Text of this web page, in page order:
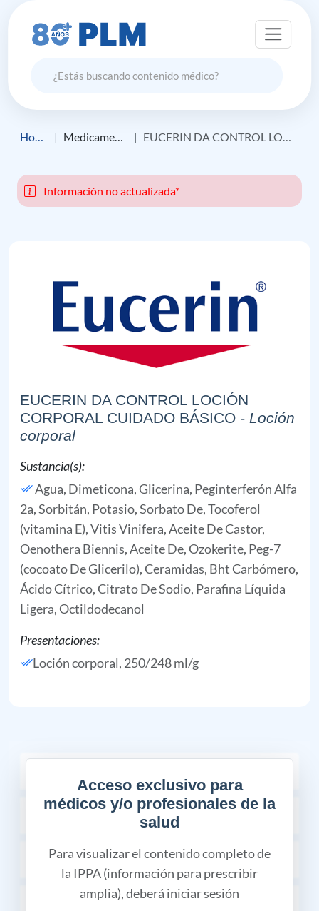
Home Medicamento EUCERIN DA CONTROL LOCIÓN CORPORAL CUIDADO BÁSICO
Información no actualizada*
EUCERIN DA CONTROL LOCIÓN
CORPORAL CUIDADO BÁSICO - Loción
corporal
Sustancia(s):
Agua, Dimeticona,Glicerina, Peginterferón Alfa
2a,Sorbitán, Potasio, Sorbato De,Tocoferol
(vitamina E),Vitis Vinifera,Aceite De Castor,
Oenothera Biennis, Aceite De,Ozokerite, Peg-7
(cocoato De Glicerilo),Ceramidas, Bht Carbómero,
Ácido Cítrico,Citrato De Sodio, Parafina Líquida
Ligera,Octildodecanol
Presentaciones:
Loción corporal, 250/248 ml/g
Acceso exclusivo para
médicos y/o profesionales de la
salud
Para visualizar el contenido completo de
la IPPA (información para prescribir
amplia), deberá iniciar sesión
INDICACIONES TERAPÉUTICAS
PROPIEDADES FARMACÉUTICAS
PRECAUCIONES Y ADVERTENCIAS